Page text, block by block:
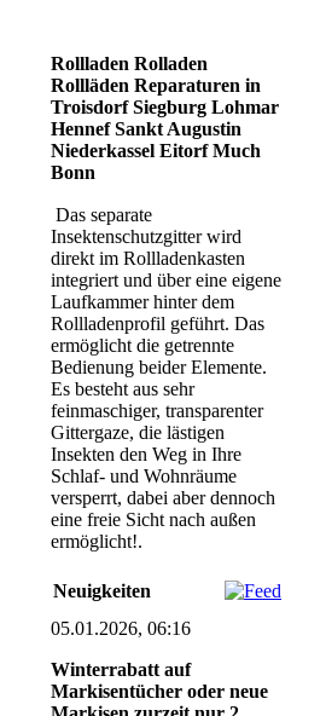
Rollladen Rolladen
Rollläden Reparaturen in
Troisdorf Siegburg Lohmar
Hennef Sankt Augustin
Niederkassel Eitorf Much
Bonn
Das separate
Insektenschutzgitter wird
direkt im Rollladenkasten
integriert und über eine eigene
Laufkammer hinter dem
Rollladenprofil geführt. Das
ermöglicht die getrennte
Bedienung beider Elemente.
Es besteht aus sehr
feinmaschiger, transparenter
Gittergaze, die lästigen
Insekten den Weg in Ihre
Schlaf- und Wohnräume
versperrt, dabei aber dennoch
eine freie Sicht nach außen
ermöglicht!.
Neuigkeiten
05.01.2026, 06:16
Winterrabatt auf
Markisentücher oder neue